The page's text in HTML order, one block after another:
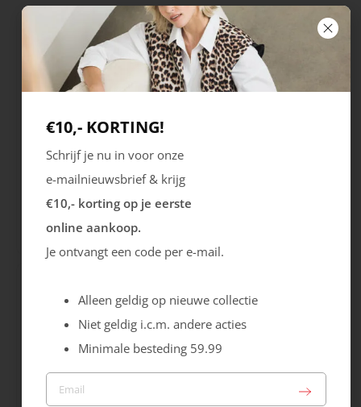
Rieker
Cristallino
€10,- KORTING!
Schrijf je nu in voor onze
e-mailnieuwsbrief & krijg
€10,- korting op je eerste
online aankoop.
Je ontvangt een code per e-mail.
Alleen geldig op nieuwe collectie
Niet geldig i.c.m. andere acties
Minimale besteding 59.99